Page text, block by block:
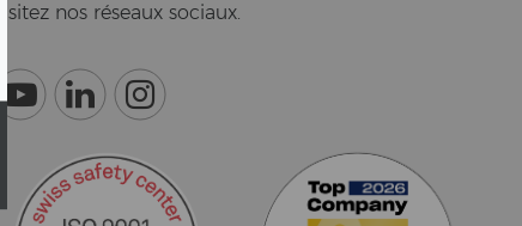
Vi­si­tez nos réseaux so­ci­aux.